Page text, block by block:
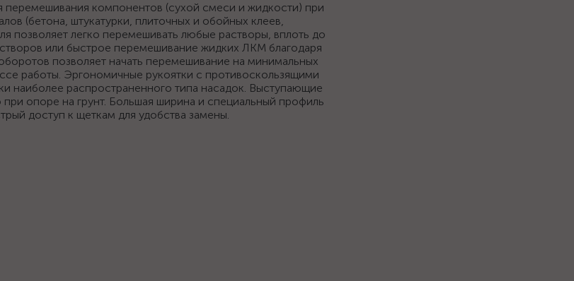
компонентов (сухой смеси и жидкости) при
(бетона, штукатурки, плиточных и обойных клеев,
позволяет легко перемешивать любые растворы, вплоть до
или быстрое перемешивание жидких ЛКМ благодаря
позволяет начать перемешивание на минимальных
работы. Эргономичные рукоятки с противоскользящими
наиболее распространенного типа насадок. Выступающие
при опоре на грунт. Большая ширина и специальный профиль
доступ к щеткам для удобства замены.